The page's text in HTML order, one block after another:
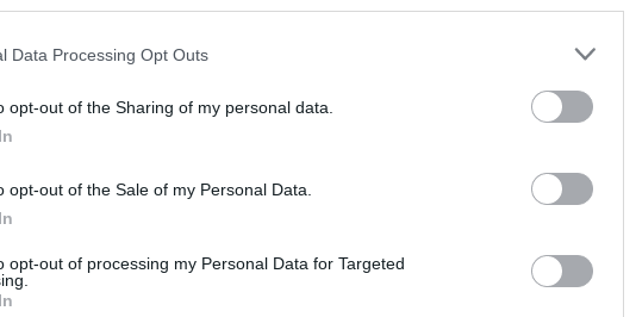
Data Processing Opt Outs
opt-out of the Sharing of my personal data.
opt-out of the Sale of my Personal Data.
opt-out of processing my Personal Data for Targeted
alle parole ma di fornire dati concreti a
ha anche condiviso recenti rapporti di
liquidità di USDC.
Circle: ecco perché